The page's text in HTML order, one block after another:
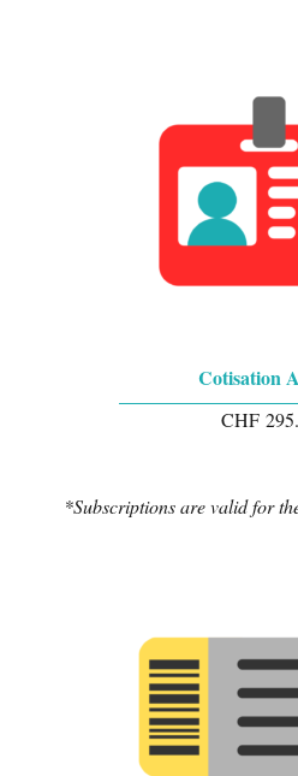
Cotisation
CHF
*Subscriptions are valid for